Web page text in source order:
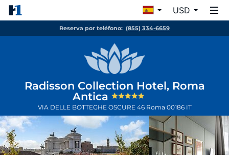
USD
Reserva por teléfono: (855) 334-6659
Radisson Collection Hotel, Roma
Antica
VIA DELLE BOTTEGHE OSCURE 46 Roma 00186 IT